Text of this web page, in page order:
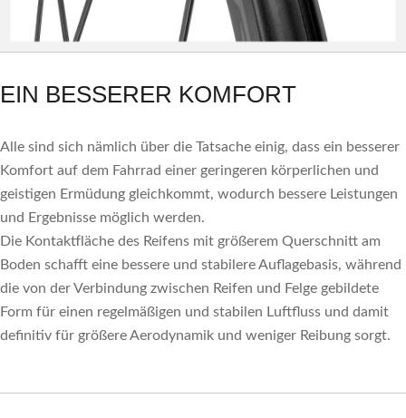
EIN BESSERER KOMFORT
Alle sind sich nämlich über die Tatsache einig, dass ein besserer
Komfort auf dem Fahrrad einer geringeren körperlichen und
geistigen Ermüdung gleichkommt, wodurch bessere Leistungen
und Ergebnisse möglich werden.
Die Kontaktfläche des Reifens mit größerem Querschnitt am
Boden schafft eine bessere und stabilere Auflagebasis, während
die von der Verbindung zwischen Reifen und Felge gebildete
Form für einen regelmäßigen und stabilen Luftfluss und damit
definitiv für größere Aerodynamik und weniger Reibung sorgt.